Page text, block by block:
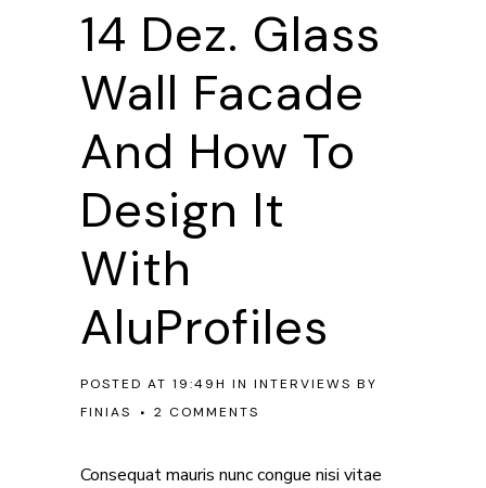
14 Dez. Glass
Wall Facade
And How To
Design It
With
AluProfiles
POSTED AT 19:49H IN INTERVIEWS BY
FINIAS
2 COMMENTS
Consequat mauris nunc congue nisi vitae